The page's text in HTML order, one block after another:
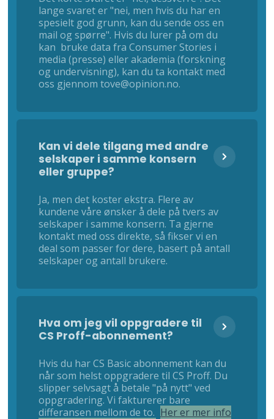
lange svaret er "nei, men hvis du har en
spesielt god grunn, kan du sende oss en
mail og spørre". Hvis du lurer på om du
kan bruke data fra Consumer Stories i
media (presse) eller akademia (forskning
og undervisning), kan du ta kontakt med
oss gjennom tove@opinion.no.
Kan vi dele tilgang med andre
selskaper i samme konsern
eller gruppe?
Ja, men det koster ekstra. Flere av
kundene våre ønsker å dele på tvers av
selskaper i samme konsern. Ta gjerne
kontakt med oss direkte, så fikser vi en
deal som passer for dere, basert på antall
selskaper og antall brukere.
Hva om jeg vil oppgradere til
CS Proff-abonnement?
Hvis du har CS Basic abonnement kan du
når som helst oppgradere til CS Proff. Du
slipper selvsagt å betale "på nytt" ved
oppgradering. Vi fakturerer bare
differansen mellom de to. Her er mer info